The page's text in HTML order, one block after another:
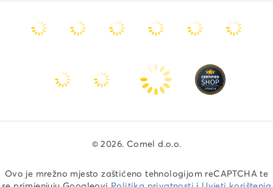
© 2026. Comel d.o.o.
Ovo je mrežno mjesto zaštićeno tehnologijom reCAPTCHA te